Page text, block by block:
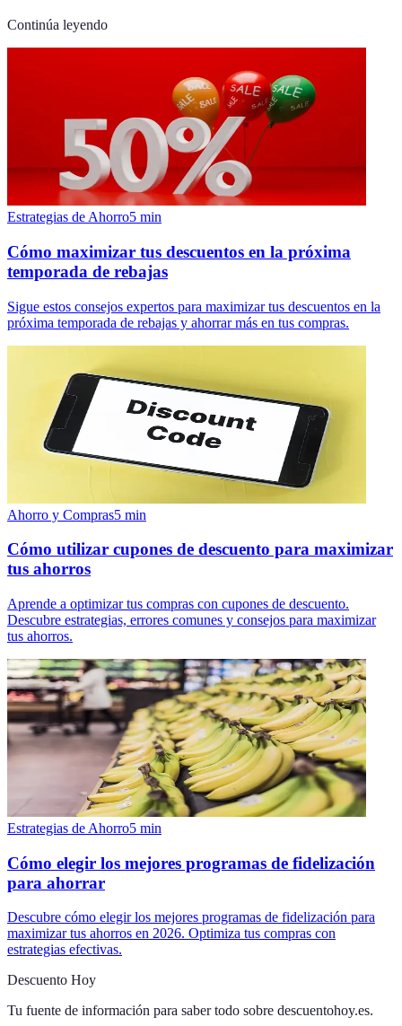
Continúa leyendo
Estrategias de Ahorro5 min
Cómo maximizar tus descuentos en la próxima
temporada de rebajas
Sigue estos consejos expertos para maximizar tus descuentos en la
próxima temporada de rebajas y ahorrar más en tus compras.
Ahorro y Compras5 min
Cómo utilizar cupones de descuento para maximizar
tus ahorros
Aprende a optimizar tus compras con cupones de descuento.
Descubre estrategias, errores comunes y consejos para maximizar
tus ahorros.
Estrategias de Ahorro5 min
Cómo elegir los mejores programas de fidelización
para ahorrar
Descubre cómo elegir los mejores programas de fidelización para
maximizar tus ahorros en 2026. Optimiza tus compras con
estrategias efectivas.
Descuento Hoy
Tu fuente de información para saber todo sobre descuentohoy.es.